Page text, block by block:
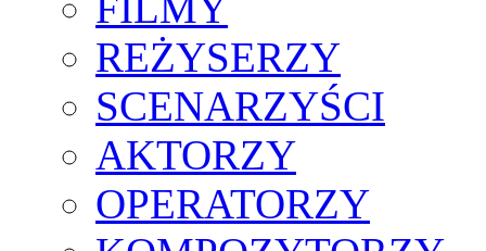
REŻYSERZY
SCENARZYŚCI
AKTORZY
OPERATORZY